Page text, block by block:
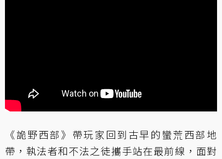
《詭野西部》帶玩家回到古早的蠻荒西部地
帶，執法者和不法之徒攜手站在最前線，面對